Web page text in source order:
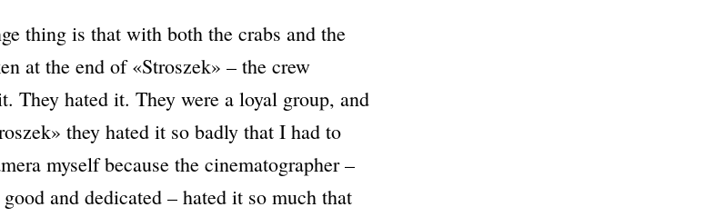
thing is that with both the crabs and the
at the end of «Stroszek» – the crew
They hated it. They were a loyal group, and
they hated it so badly that I had to
myself because the cinematographer –
and dedicated – hated it so much that